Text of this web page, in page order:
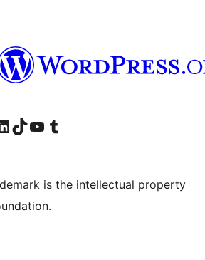
във Facebook
профил в Instagram
нашия профил в LinkedIn
Visit our TikTok account
Visit our YouTube channel
Visit our Tumblr account
is the intellectual property